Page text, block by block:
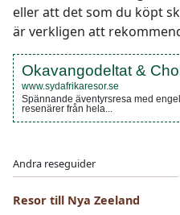
Andra reseguider
Resor till Nya Zeeland
eller att det som du köpt
är verkligen att
Okavangodeltat &
www.sydafrikaresor.se
Spännande äventyrsresa med
resenärer från hela...